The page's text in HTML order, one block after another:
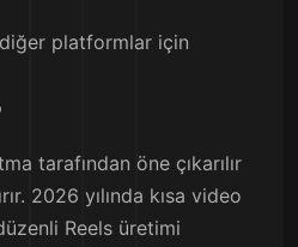
platformlar için
tarafından öne çıkarılır
2026 yılında kısa video
Reels üretimi